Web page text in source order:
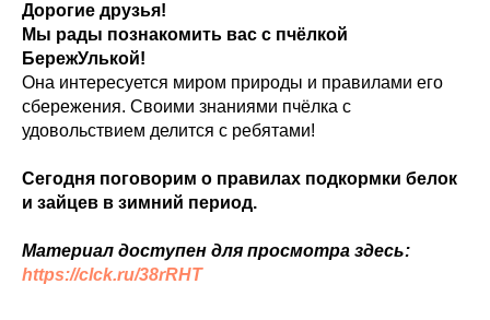
Дорогие друзья!
Мы рады познакомить вас с пчёлкой
БережУлькой!
Она интересуется миром природы и правилами его
сбережения. Своими знаниями пчёлка с
удовольствием делится с ребятами!
Сегодня поговорим о правилах подкормки белок
и зайцев в зимний период.
Материал доступен для просмотра здесь:
https://clck.ru/38rRHT